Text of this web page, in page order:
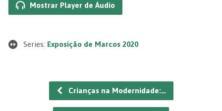
Mostrar Player de Áudio
Series: Exposição de Marcos 2020
Crianças na Modernidade:…